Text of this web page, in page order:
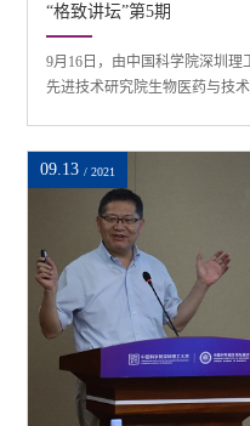
“格致讲坛”第5期
9月16日，由中国科学院深圳理
先进技术研究院生物医药与技
主任倪合宇担任主讲嘉宾，药
究团队主要研究细胞粘附分子
凝块形成中的作用及其对止...
09.13 / 2021